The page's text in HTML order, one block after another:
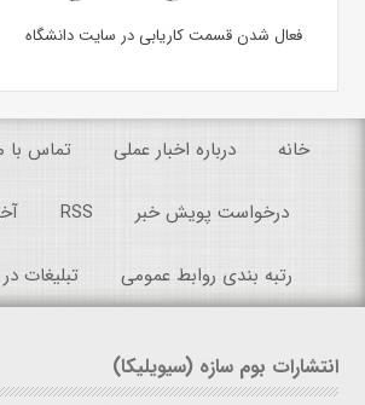
فعال شدن قسمت کاریابی در سایت دانشگاه
خانه درباره اخبار عملی تماس با
درخواست پویش خبر RSS
رتبه بندی روابط عمومی تبلیغات
انتشارات بوم سازه (سیویلیکا)